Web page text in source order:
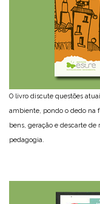
O livro discute questões
ambiente, pondo o dedo na
bens, geração e descarte
pedagogia.